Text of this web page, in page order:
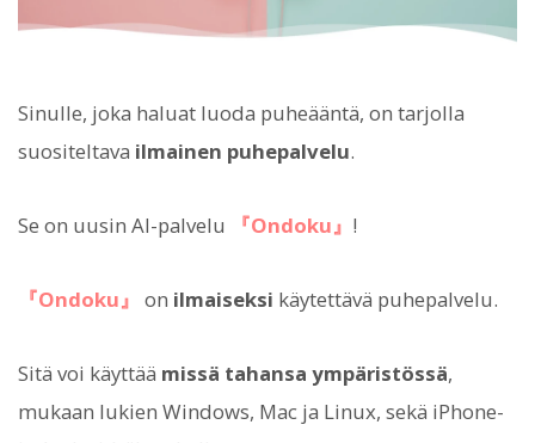
Sinulle, joka haluat luoda puheääntä, on tarjolla
suositeltava ilmainen puhepalvelu.
Se on uusin AI-palvelu 『Ondoku』 !
『Ondoku』 on ilmaiseksi käytettävä puhepalvelu.
Sitä voi käyttää missä tahansa ympäristössä,
mukaan lukien Windows, Mac ja Linux, sekä iPhone-